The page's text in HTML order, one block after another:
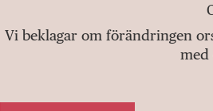
Vi beklagar om förändringen
med